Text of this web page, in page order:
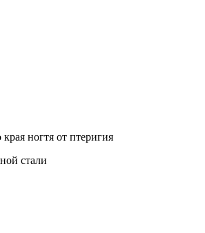
ногтя от птеригия
стали